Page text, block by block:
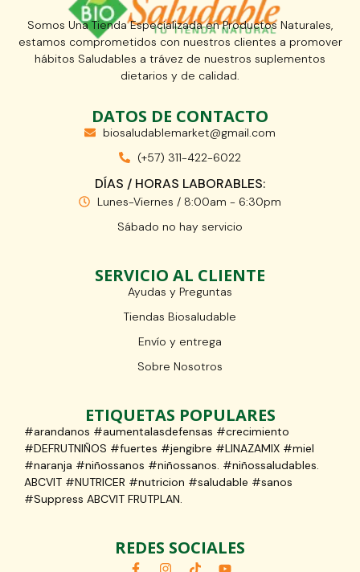
Somos Una Tienda Especializada en Productos Naturales,
estamos comprometidos con nuestros clientes a promover
hábitos Saludables a trávez de nuestros suplementos
dietarios y de calidad.
DATOS DE CONTACTO
biosaludablemarket@gmail.com
(+57) 311-422-6022
DÍAS / HORAS LABORABLES:
Lunes-Viernes / 8:00am - 6:30pm
Sábado no hay servicio
SERVICIO AL CLIENTE
Ayudas y Preguntas
Tiendas Biosaludable
Envío y entrega
Sobre Nosotros
ETIQUETAS POPULARES
#arandanos #aumentalasdefensas #crecimiento
#DEFRUTNIÑOS #fuertes #jengibre #LINAZAMIX #miel
#naranja #niñossanos #niñossanos. #niñossaludables.
ABCVIT #NUTRICER #nutricion #saludable #sanos
#Suppress ABCVIT FRUTPLAN.
REDES SOCIALES